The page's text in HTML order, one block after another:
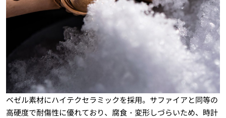
ベゼル素材にハイテクセラミックを採用。サファイアと同等の
高硬度で耐傷性に優れており、腐食・変形しづらいため、時計